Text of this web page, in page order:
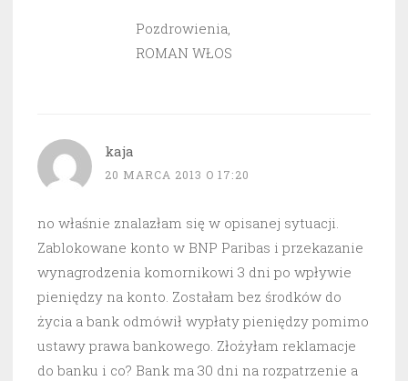
Pozdrowienia,
ROMAN WŁOS
kaja
20 MARCA 2013 O 17:20
no właśnie znalazłam się w opisanej sytuacji.
Zablokowane konto w BNP Paribas i przekazanie
wynagrodzenia komornikowi 3 dni po wpływie
pieniędzy na konto. Zostałam bez środków do
życia a bank odmówił wypłaty pieniędzy pomimo
ustawy prawa bankowego. Złożyłam reklamacje
do banku i co? Bank ma 30 dni na rozpatrzenie a